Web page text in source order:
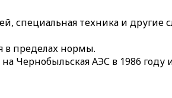
специальная техника и
в пределах нормы.
Чернобыльская АЭС в 1986